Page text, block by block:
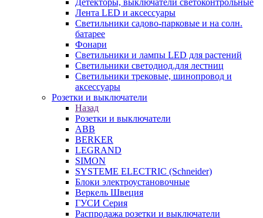
Детекторы, выключатели светоконтрольные
Лента LED и аксессуары
Светильники садово-парковые и на солн.
батарее
Фонари
Светильники и лампы LED для растений
Светильники светодиод.для лестниц
Светильники трековые, шинопровод и
аксессуары
Розетки и выключатели
Назад
Розетки и выключатели
ABB
BERKER
LEGRAND
SIMON
SYSTEME ELECTRIC (Schneider)
Блоки электроустановочные
Веркель Швеция
ГУСИ Серия
Распродажа розетки и выключатели